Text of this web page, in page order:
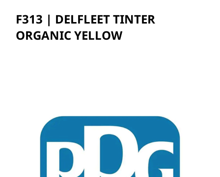
F313 | DELFLEET TINTER
ORGANIC YELLOW